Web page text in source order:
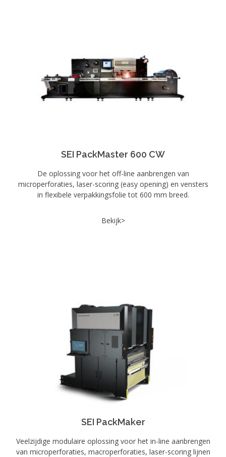
SEI PackMaster 600 CW
De oplossing voor het off-line aanbrengen van
microperforaties, laser-scoring (easy opening) en vensters
in flexibele verpakkingsfolie tot 600 mm breed.
Bekijk>
SEI PackMaker
Veelzijdige modulaire oplossing voor het in-line aanbrengen
van microperforaties, macroperforaties, laser-scoring lijnen